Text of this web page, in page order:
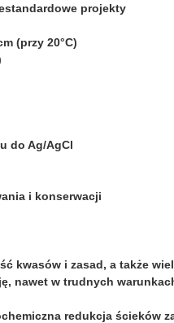
projekty
(przy 20°C)
do Ag/AgCl
i konserwacji
kwasów i zasad, a także
nawet w trudnych
redukcja ścieków